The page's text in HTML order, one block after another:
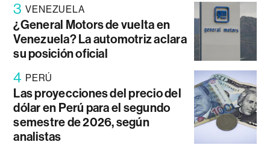
3 VENEZUELA
¿General Motors de vuelta en
Venezuela? La automotriz aclara
su posición oficial
4 PERÚ
Las proyecciones del precio del
dólar en Perú para el segundo
semestre de 2026, según
analistas